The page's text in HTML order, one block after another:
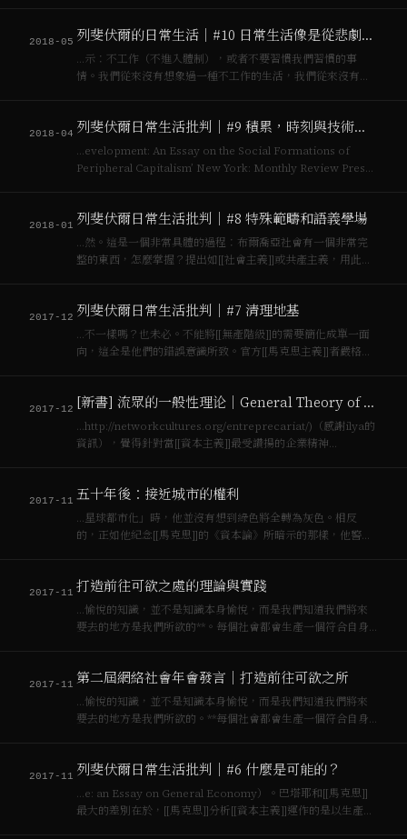
帶動的[[資…
2018-05 列斐伏爾的日常生活｜#10 日常生活像是從悲劇中好不容易活下來的難民
…示：不工作（不進入體制），或者不要習慣我們習慣的事
情。我們從來沒有想象過一種不工作的生活，我們從來沒有想
性」，[[列斐伏爾]]問：我們生…
2018-04 列斐伏爾日常生活批判｜#9 積累，時刻與技術宰制的日常生活
…evelopment: An Essay on the Social Formations of
Peripheral Capitalism’ New York: Monthly Review Press.
2018-01 列斐伏爾日常生活批判｜#8 特殊範疇和語義學場
…然。這是一個非常具體的過程：布爾喬亞社會有一個非常完
整的東西，怎麼掌握？提出如[[社會主義]]或共產主義，用此主
的力量。**要想掌握某種社會總…
2017-12 列斐伏爾日常生活批判｜#7 清理地基
…不一樣嗎？也未必。不能將[[無產階級]]的需要簡化成單一面
向，這全是他們的錯誤意識所致。官方[[馬克思主義]]者嚴格地
如…
2017-12 [新書] 流眾的一般性理论｜General Theory of the Precariat
…http://networkcultures.org/entreprecariat/)（感謝ilya的
資訊），覺得針對當[[資本主義]]最受讚揚的企業精神
2017-11 五十年後：接近城市的權利
…星球都市化」時，他並沒有想到綠色將全轉為灰色。相反
的，正如他紀念[[馬克思]]的《資本論》所暗示的那樣，他警告
系統將星球地理變成商…
2017-11 打造前往可欲之處的理論與實踐
…愉悅的知識，並不是知識本身愉悅，而是我們知道我們將來
要去的地方是我們所欲的**。每個社會都會生產一個符合自身
技術主義也將會生…
2017-11 第二屆網絡社會年會發言｜打造前往可欲之所
…愉悅的知識，並不是知識本身愉悅，而是我們知道我們將來
要去的地方是我們所欲的。**每個社會都會生產一個符合自身
技術主義也將會生…
2017-11 列斐伏爾日常生活批判｜#6 什麼是可能的？
…e: an Essay on General Economy）。巴塔耶和[[馬克思]]
最大的差別在於，[[馬克思]]分析[[資本主義]]運作的是以生產為